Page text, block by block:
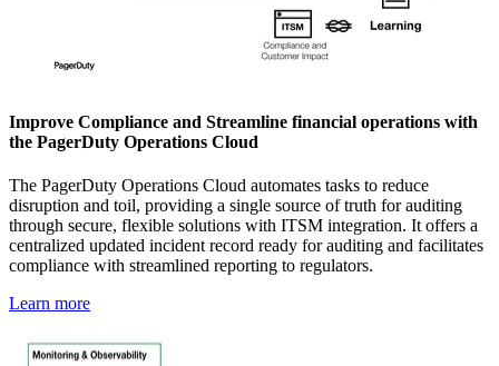
Improve Compliance and Streamline financial operations with
the PagerDuty Operations Cloud
The PagerDuty Operations Cloud automates tasks to reduce
disruption and toil, providing a single source of truth for auditing
through secure, flexible solutions with ITSM integration. It offers a
centralized updated incident record ready for auditing and facilitates
compliance with streamlined reporting to regulators.
Learn more